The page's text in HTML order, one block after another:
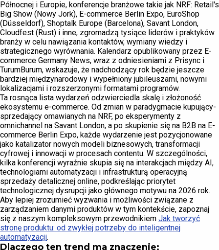
Północnej i Europie, konferencje branżowe takie jak NRF: Retail's
Big Show (Nowy Jork), E-commerce Berlin Expo, EuroShop
(Düsseldorf), Shoptalk Europe (Barcelona), Savant London,
Cloudfest (Rust) i inne, zgromadzą tysiące liderów i praktyków
branży w celu nawiązania kontaktów, wymiany wiedzy i
strategicznego wyrównania. Kalendarz opublikowany przez E-
commerce Germany News, wraz z odniesieniami z Prisync i
TurumBurum, wskazuje, że nadchodzący rok będzie jeszcze
bardziej międzynarodowy i wypełniony jubileuszami, nowymi
lokalizacjami i rozszerzonymi formatami programów.
Ta rosnąca lista wydarzeń odzwierciedla skalę i złożoność
ekosystemu e-commerce. Od zmian w paradygmacie kupujący-
sprzedający omawianych na NRF, po eksperymenty z
omnichannel na Savant London, a po skupienie się na B2B na E-
commerce Berlin Expo, każde wydarzenie jest pozycjonowane
jako katalizator nowych modeli biznesowych, transformacji
cyfrowej i innowacji w procesach contentu. W szczególności,
kilka konferencji wyraźnie skupia się na interakcjach między AI,
technologiami automatyzacji i infrastrukturą operacyjną
sprzedaży detalicznej online, podkreślając priorytet
technologicznej dysrupcji jako głównego motywu na 2026 rok.
Aby lepiej zrozumieć wyzwania i możliwości związane z
zarządzaniem danymi produktów w tym kontekście, zapoznaj
się z naszym kompleksowym przewodnikiem Jak tworzyć
stronę produktu: od zwykłej potrzeby do inteligentnej
automatyzacji.
Dlaczego ten trend ma znaczenie: